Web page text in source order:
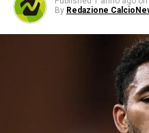
By Redazione